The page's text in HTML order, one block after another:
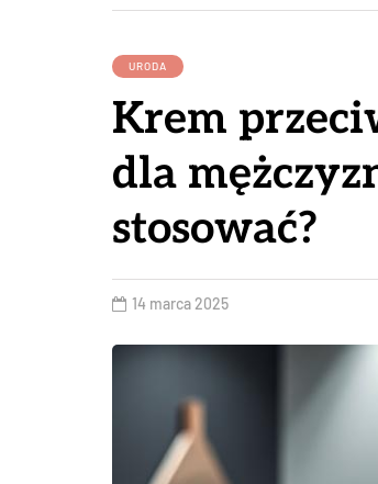
URODA
Krem
dla
stosować?
14 marca 2025